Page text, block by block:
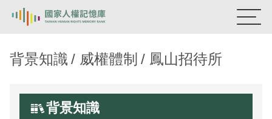
新生訓導處
蛋殼畫
背景知識 威權體制 鳳山招待所
背景知識